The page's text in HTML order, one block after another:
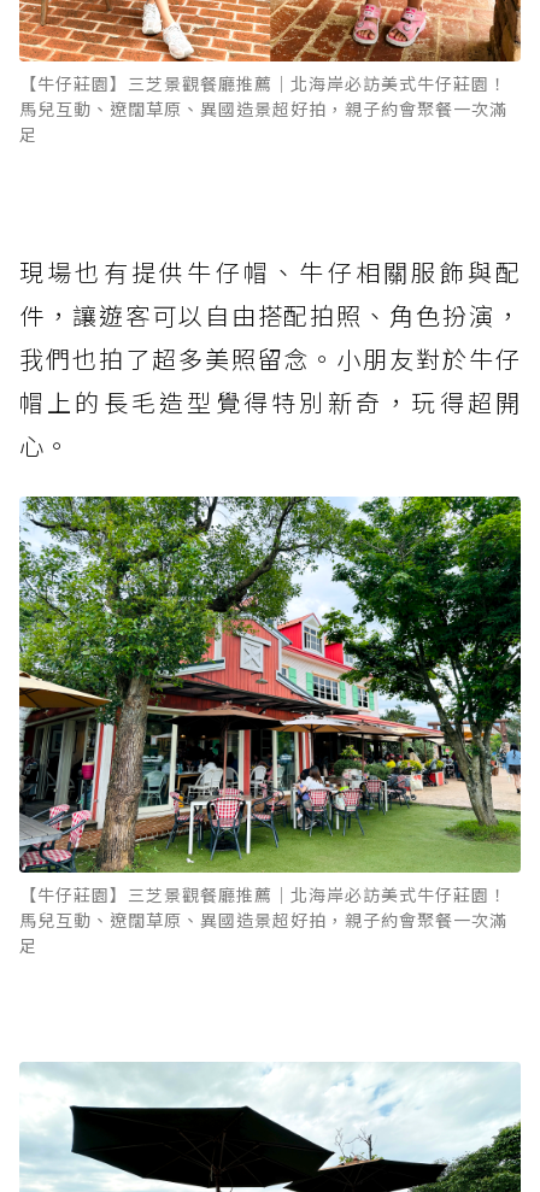
【牛仔莊園】三芝景觀餐廳推薦｜北海岸必訪美式牛仔莊園！
馬兒互動、遼闊草原、異國造景超好拍，親子約會聚餐一次滿
足
現場也有提供牛仔帽、牛仔相關服飾與配
件，讓遊客可以自由搭配拍照、角色扮演，
我們也拍了超多美照留念。小朋友對於牛仔
帽上的長毛造型覺得特別新奇，玩得超開
心。
【牛仔莊園】三芝景觀餐廳推薦｜北海岸必訪美式牛仔莊園！
馬兒互動、遼闊草原、異國造景超好拍，親子約會聚餐一次滿
足